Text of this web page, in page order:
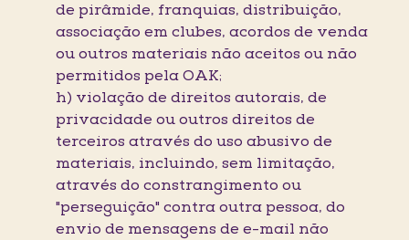
de pirâmide, franquias, distribuição,
associação em clubes, acordos de venda
ou outros materiais não aceitos ou não
permitidos pela OAK;
h) violação de direitos autorais, de
privacidade ou outros direitos de
terceiros através do uso abusivo de
materiais, incluindo, sem limitação,
através do constrangimento ou
"perseguição" contra outra pessoa, do
envio de mensagens de e-mail não